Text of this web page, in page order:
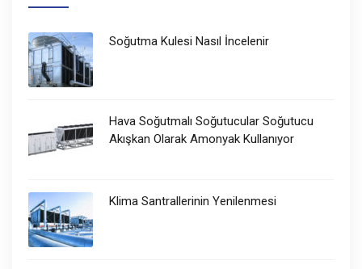
Soğutma Kulesi Nasıl İncelenir
Hava Soğutmalı Soğutucular Soğutucu
Akışkan Olarak Amonyak Kullanıyor
Klima Santrallerinin Yenilenmesi